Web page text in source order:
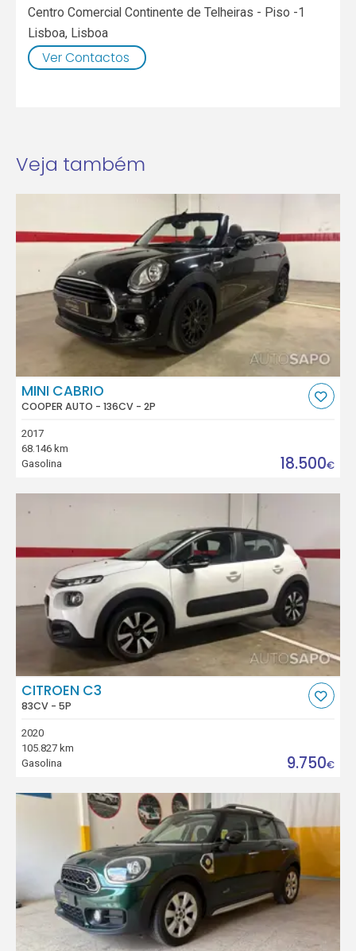
Centro Comercial Continente de Telheiras - Piso -1
Lisboa, Lisboa
Ver Contactos
Veja também
MINI CABRIO
COOPER AUTO - 136CV - 2P
2017
68.146 km
Gasolina
18.500€
CITROEN C3
83CV - 5P
2020
105.827 km
Gasolina
9.750€